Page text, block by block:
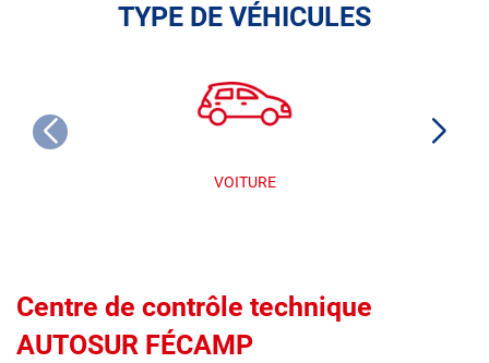
TYPE DE VÉHICULES
VOITURE
Centre de contrôle technique
AUTOSUR FÉCAMP